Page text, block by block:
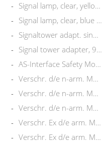
Signal lamp, clear, yellow LED
Signal lamp, clear, blue LED
Signaltower adapt. single hole
Signal tower adapter, 90° base
AS-Interface Safety Modul
Verschr. d/e n-arm. M12 Mes-Ni
Verschr. d/e n-arm. M20S MesNi
Verschr. d/e n-arm. M32S MesNi
Verschr. Ex d/e arm. M16 MeNi
Verschr. Ex d/e arm. M20 MeNi